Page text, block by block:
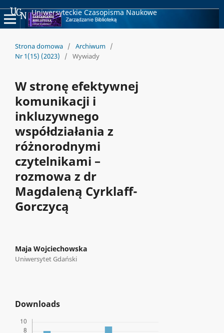
Uniwersyteckie Czasopisma Naukowe
Strona domowa / Archiwum /
Nr 1(15) (2023)
/ Wywiady
W stronę efektywnej
komunikacji i
inkluzywnego
współdziałania z
różnorodnymi
czytelnikami –
rozmowa z dr
Magdaleną Cyrklaff-
Gorczycą
Maja Wojciechowska
Uniwersytet Gdański
Downloads